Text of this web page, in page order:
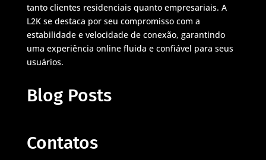
tanto clientes residenciais quanto empresariais. A
L2K se destaca por seu compromisso com a
estabilidade e velocidade de conexão, garantindo
uma experiência online fluida e confiável para seus
usuários.
Blog Posts
Contatos